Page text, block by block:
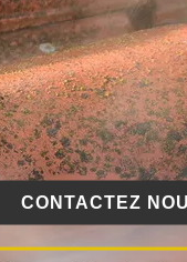
CONTACTEZ